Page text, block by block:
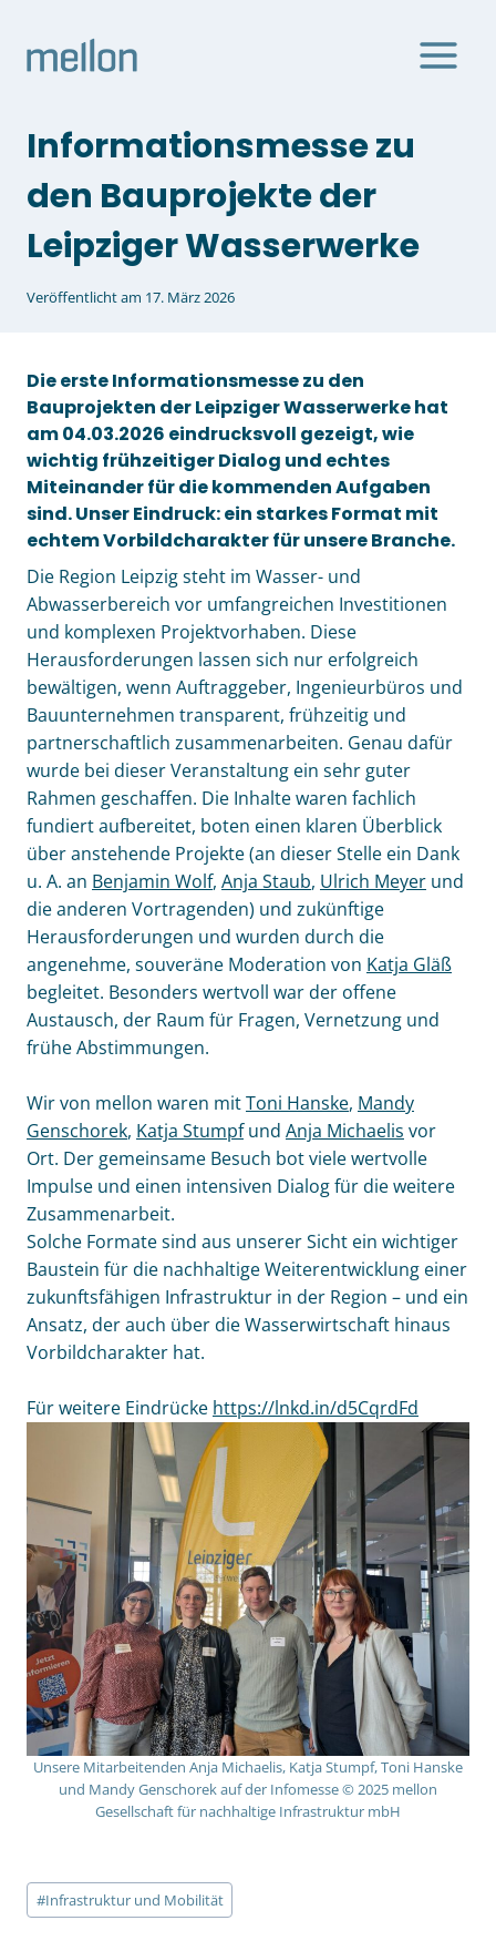
springen
Informationsmesse zu
den Bauprojekte der
Leipziger Wasserwerke
Veröffentlicht am 17. März 2026
Die erste Informationsmesse zu den
Bauprojekten derLeipziger Wasserwerkehat
am 04.03.2026 eindrucksvoll gezeigt, wie
wichtig frühzeitiger Dialog und echtes
Miteinander für die kommenden Aufgaben
sind. Unser Eindruck: ein starkes Format mit
echtem Vorbildcharakter für unsere Branche.
Die Region Leipzig steht im Wasser- und
Abwasserbereich vor umfangreichen Investitionen
und komplexen Projektvorhaben. Diese
Herausforderungen lassen sich nur erfolgreich
bewältigen, wenn Auftraggeber, Ingenieurbüros und
Bauunternehmen transparent, frühzeitig und
partnerschaftlich zusammenarbeiten. Genau dafür
wurde bei dieser Veranstaltung ein sehr guter
Rahmen geschaffen. Die Inhalte waren fachlich
fundiert aufbereitet, boten einen klaren Überblick
über anstehende Projekte (an dieser Stelle ein Dank
u. A. an Benjamin Wolf, Anja Staub, Ulrich Meyer und
die anderen Vortragenden) und zukünftige
Herausforderungen und wurden durch die
angenehme, souveräne Moderation von Katja Gläß
begleitet. Besonders wertvoll war der offene
Austausch, der Raum für Fragen, Vernetzung und
frühe Abstimmungen.
Wir von mellon waren mitToni Hanske, Mandy
Genschorek, Katja Stumpfund Anja Michaelis vor
Ort. Der gemeinsame Besuch bot viele wertvolle
Impulse und einen intensiven Dialog für die weitere
Zusammenarbeit.
Solche Formate sind aus unserer Sicht ein wichtiger
Baustein für die nachhaltige Weiterentwicklung einer
zukunftsfähigen Infrastruktur in der Region – und ein
Ansatz, der auch über die Wasserwirtschaft hinaus
Vorbildcharakter hat.
Für weitere Eindrücke https://lnkd.in/d5CqrdFd
Unsere Mitarbeitenden Anja Michaelis, Katja Stumpf, Toni Hanske
und Mandy Genschorek auf der Infomesse © 2025 mellon
Gesellschaft für nachhaltige Infrastruktur mbH
Schlagworte:
#Infrastruktur und Mobilität